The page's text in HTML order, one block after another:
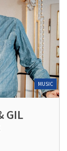
GIL
MUSIC